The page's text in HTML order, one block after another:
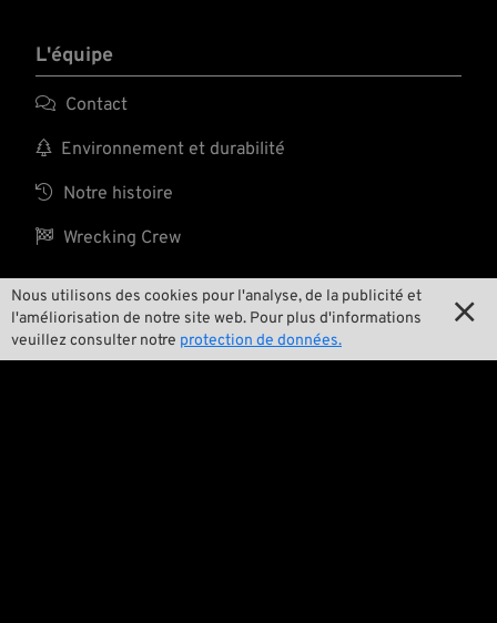
Nous utilisons des cookies pour l'analyse, de la publicité et
l'améliorisation de notre site web. Pour plus d'informations
veuillez consulter notre protection de données.

L'équipe
 Contact
 Environnement et durabilité
 Notre histoire
 Wrecking Crew
Pan-O-Rama